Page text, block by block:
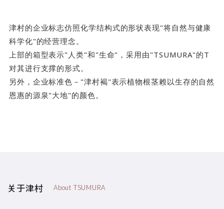
津村的企业标志仿照化学结构式的形状表现"将自然与健康
科学化"的经营理念。
上部的箱型表示"人类"和"生命"，采用由"TSUMURA"的T
对其进行支撑的形式。
另外，企业标准色－"津村褐"表示植物根茎赖以生存的自然
恩惠的源泉"大地"的颜色。
关于津村 About TSUMURA